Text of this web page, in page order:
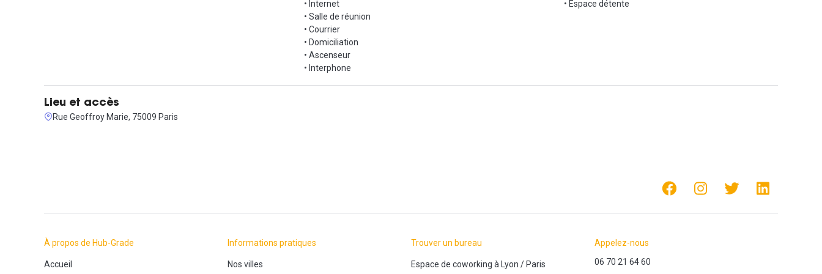
• Internet
• Salle de réunion
• Courrier
• Domiciliation
• Ascenseur
• Interphone
• Espace détente
Lieu et accès
Rue Geoffroy Marie, 75009 Paris
À propos de Hub-Grade
Accueil
Informations pratiques
Nos villes
Trouver un bureau
Espace de coworking à Lyon /Paris
Appelez-nous
06 70 21 64 60